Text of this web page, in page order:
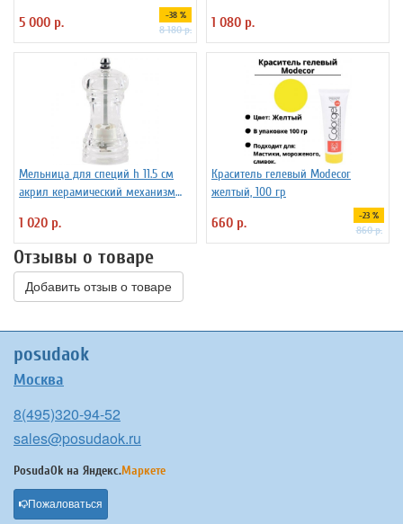
5 000 р. -38 %
8 180 р. 1 080 р.
Мельница для специй h 11.5 см
акрил керамический механизм
1 020 р.
Краситель гелевый Modecor
желтый, 100 гр
660 р. -23 %
860 р.
Отзывы о товаре
Добавить отзыв о товаре
posudaok
Москва
8(495)320-94-52
sales@posudaok.ru
PosudaOk на Яндекс.Маркете
Пожаловаться